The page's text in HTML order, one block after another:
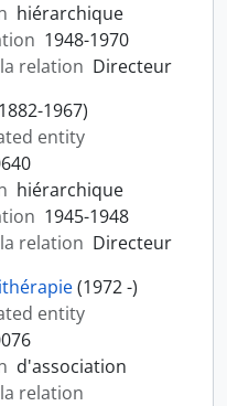
hiérarchique
1948-1970
relation Directeur
1967)
entity
hiérarchique
1945-1948
relation Directeur
(1972 -)
entity
d'association
relation